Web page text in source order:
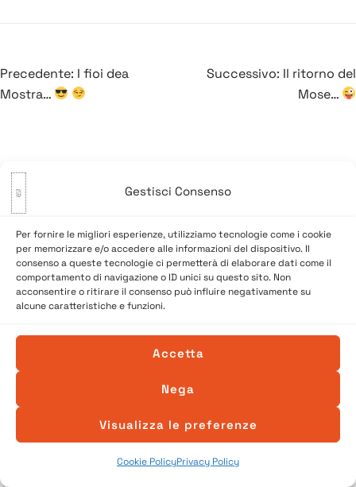
Gestisci Consenso
Per fornire le migliori esperienze, utilizziamo tecnologie come i cookie
per memorizzare e/o accedere alle informazioni del dispositivo. Il
consenso a queste tecnologie ci permetterà di elaborare dati come il
comportamento di navigazione o ID unici su questo sito. Non
acconsentire o ritirare il consenso può influire negativamente su
alcune caratteristiche e funzioni.
Accetta
Nega
Visualizza le preferenze
Cookie PolicyPrivacy Policy
Navigazione
articoli
Precedente: I fioi dea
Mostra…
Successivo: Il ritorno del
Mose…